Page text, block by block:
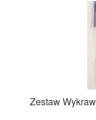
Zestaw